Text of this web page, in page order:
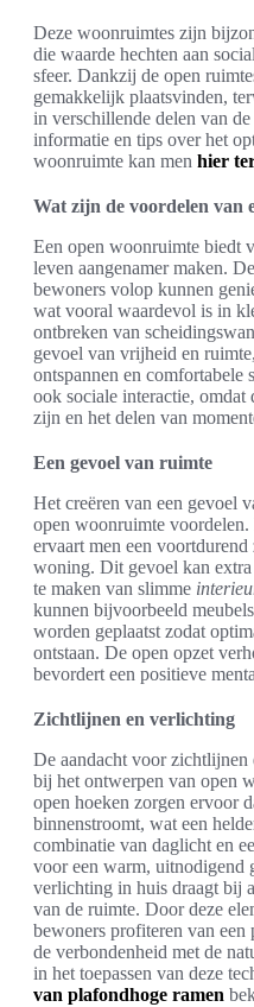
Deze woonruimtes zijn
die waarde hechten aan
sfeer. Dankzij de open
gemakkelijk plaatsvinden,
in verschillende delen van
informatie en tips over het
woonruimte kan men hier
Wat zijn de voordelen van
Een open woonruimte biedt
leven aangenamer maken.
bewoners volop kunnen
wat vooral waardevol is in
ontbreken van
gevoel van vrijheid en
ontspannen en comfortabele
ook sociale interactie,
zijn en het delen van
Een gevoel van ruimte
Het creëren van een gevoel
open woonruimte
ervaart men een
woning. Dit gevoel kan
te maken van slimme
kunnen bijvoorbeeld
worden geplaatst zodat
ontstaan. De open opzet
bevordert een positieve
Zichtlijnen en verlichting
De aandacht voor
bij het ontwerpen van open
open hoeken zorgen ervoor
binnenstroomt, wat een
combinatie van daglicht en
voor een warm, uitnodigend
verlichting in huis draagt bij
van de ruimte. Door deze
bewoners profiteren van
de verbondenheid met de
in het toepassen van deze
van plafondhoge ramen